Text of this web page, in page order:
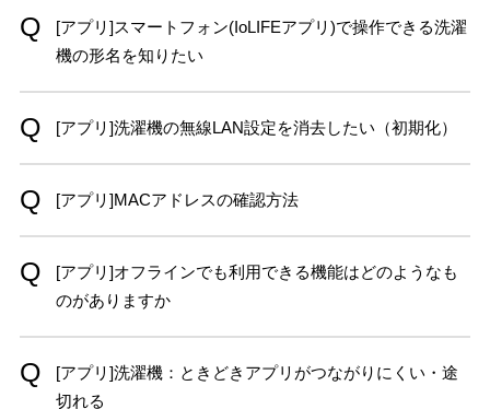
[アプリ]スマートフォン(IoLIFEアプリ)で操作できる洗濯
機の形名を知りたい
[アプリ]洗濯機の無線LAN設定を消去したい（初期化）
[アプリ]MACアドレスの確認方法
[アプリ]オフラインでも利用できる機能はどのようなも
のがありますか
[アプリ]洗濯機：ときどきアプリがつながりにくい・途
切れる